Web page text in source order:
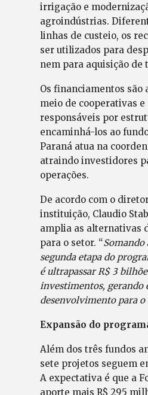
irrigação e
agroindústrias.
linhas de custeio, os
ser utilizados para
nem para aquisição de
Os financiamentos são
meio de cooperativas
responsáveis por
encaminhá-los ao
Paraná atua na
atraindo investidores
operações.
De acordo com o
instituição, Claudio
amplia as alternativas
para o setor. “Somando
segunda etapa do
é ultrapassar R$ 3
investimentos, gerando
desenvolvimento para o
Expansão do
Além dos três fundos
sete projetos seguem
A expectativa é que a
aporte mais R$ 295